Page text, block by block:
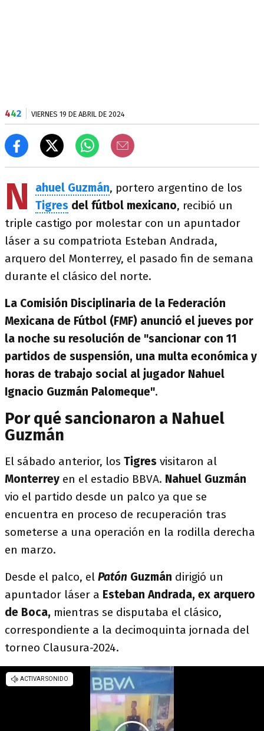
442 VIERNES 19 DE ABRIL DE 2024
N ahuel Guzmán, portero argentino de los
Tigres del fútbol mexicano, recibió un
triple castigo por molestar con un apuntador
láser a su compatriota Esteban Andrada,
arquero del Monterrey, el pasado fin de semana
durante el clásico del norte.
La Comisión Disciplinaria de la Federación
Mexicana de Fútbol (FMF) anunció el jueves por
la noche su resolución de "sancionar con 11
partidos de suspensión, una multa económica y
horas de trabajo social al jugador Nahuel
Ignacio Guzmán Palomeque".
Por qué sancionaron a Nahuel
Guzmán
El sábado anterior, los Tigres visitaron al
Monterrey en el estadio BBVA. Nahuel Guzmán
vio el partido desde un palco ya que se
encuentra en proceso de recuperación tras
someterse a una operación en la rodilla derecha
en marzo.
Desde el palco, el Patón Guzmán dirigió un
apuntador láser a Esteban Andrada, ex arquero
de Boca, mientras se disputaba el clásico,
correspondiente a la decimoquinta jornada del
torneo Clausura-2024.